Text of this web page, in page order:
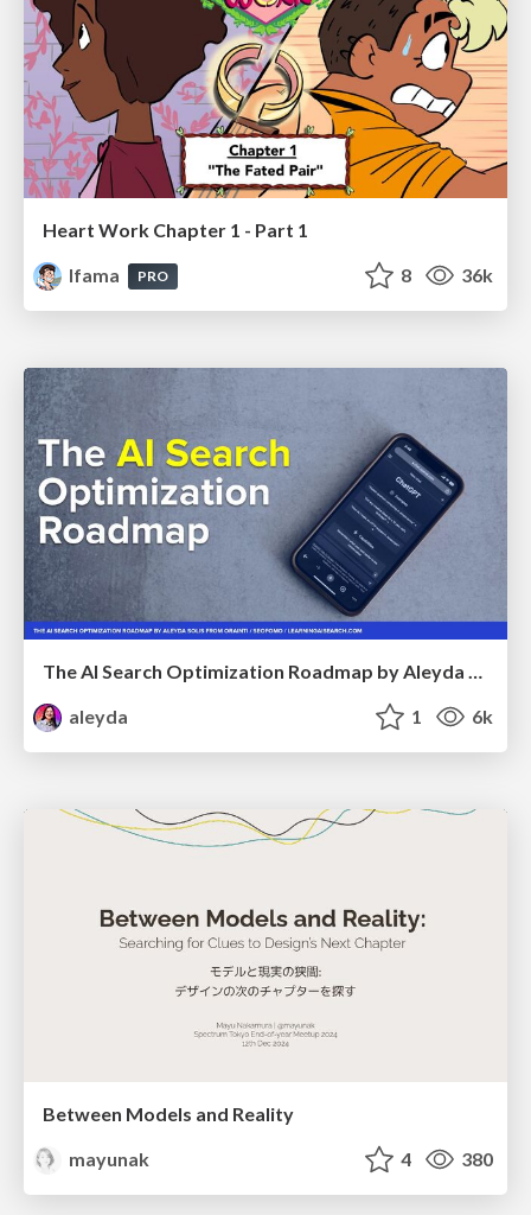
Heart Work Chapter 1 - Part 1
lfama
PRO 8 36k
The AI Search Optimization Roadmap by Aleyda Solis
aleyda
1 6k
Between Models and Reality
mayunak
4 380